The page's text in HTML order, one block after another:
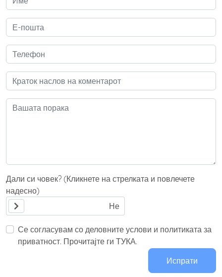
Дали си човек? (Кликнете на стрелката и повлечете
надесно)
Се согласувам со деловните услови и политиката за
приватност. Прочитајте ги ТУКА.
Испрати